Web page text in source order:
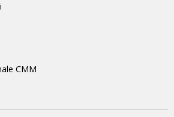
CMM